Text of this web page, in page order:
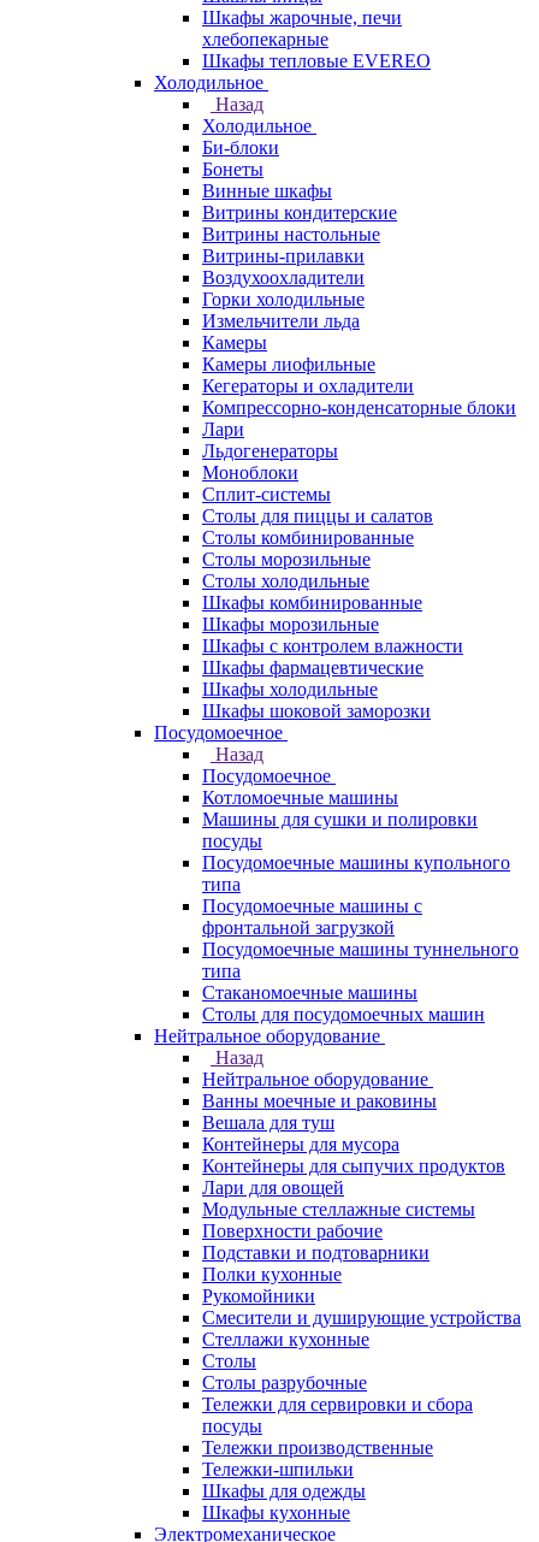
Шкафы жарочные, печи
хлебопекарные
Шкафы тепловые EVEREO
Холодильное
Назад
Холодильное
Би-блоки
Бонеты
Винные шкафы
Витрины кондитерские
Витрины настольные
Витрины-прилавки
Воздухоохладители
Горки холодильные
Измельчители льда
Камеры
Камеры лиофильные
Кегераторы и охладители
Компрессорно-конденсаторные блоки
Лари
Льдогенераторы
Моноблоки
Сплит-системы
Столы для пиццы и салатов
Столы комбинированные
Столы морозильные
Столы холодильные
Шкафы комбинированные
Шкафы морозильные
Шкафы с контролем влажности
Шкафы фармацевтические
Шкафы холодильные
Шкафы шоковой заморозки
Посудомоечное
Назад
Посудомоечное
Котломоечные машины
Машины для сушки и полировки
посуды
Посудомоечные машины купольного
типа
Посудомоечные машины с
фронтальной загрузкой
Посудомоечные машины туннельного
типа
Стаканомоечные машины
Столы для посудомоечных машин
Нейтральное оборудование
Назад
Нейтральное оборудование
Ванны моечные и раковины
Вешала для туш
Контейнеры для мусора
Контейнеры для сыпучих продуктов
Лари для овощей
Модульные стеллажные системы
Поверхности рабочие
Подставки и подтоварники
Полки кухонные
Рукомойники
Смесители и душирующие устройства
Стеллажи кухонные
Столы
Столы разрубочные
Тележки для сервировки и сбора
посуды
Тележки производственные
Тележки-шпильки
Шкафы для одежды
Шкафы кухонные
Электромеханическое